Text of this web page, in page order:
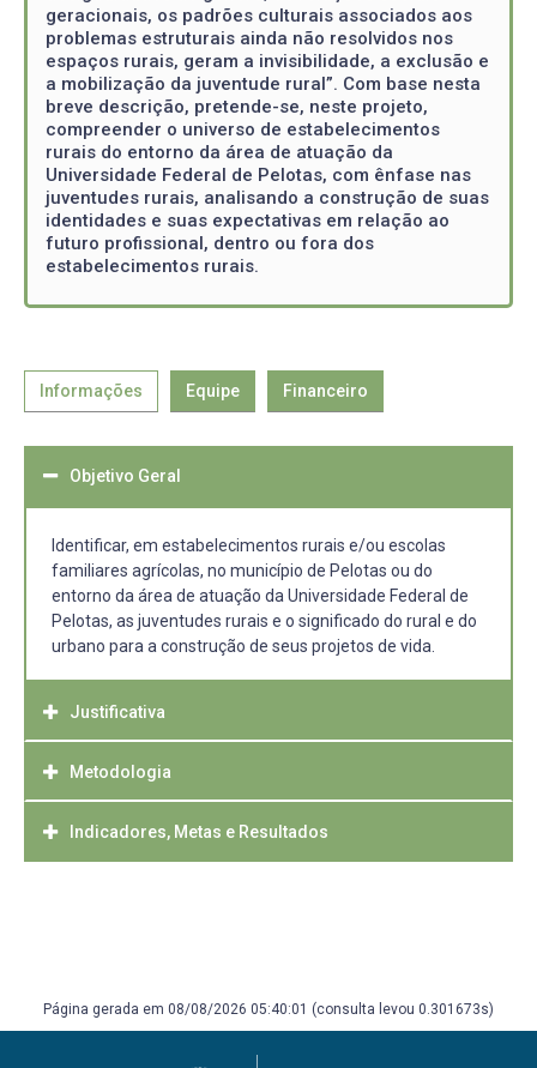
geracionais, os padrões culturais associados aos
problemas estruturais ainda não resolvidos nos
espaços rurais, geram a invisibilidade, a exclusão e
a mobilização da juventude rural”. Com base nesta
breve descrição, pretende-se, neste projeto,
compreender o universo de estabelecimentos
rurais do entorno da área de atuação da
Universidade Federal de Pelotas, com ênfase nas
juventudes rurais, analisando a construção de suas
identidades e suas expectativas em relação ao
futuro profissional, dentro ou fora dos
estabelecimentos rurais.
Informações Equipe Financeiro
Objetivo Geral
Identificar, em estabelecimentos rurais e/ou escolas
familiares agrícolas, no município de Pelotas ou do
entorno da área de atuação da Universidade Federal de
Pelotas, as juventudes rurais e o significado do rural e do
urbano para a construção de seus projetos de vida.
Justificativa
A construção deste projeto busca proporcionar aos
alunos da disciplina de Juventude Rural no Espaço
Geográfico, maior ambientação com literaturas deste
limítrofes.
Metodologia
Pesquisa bibliográfica; observação participante;
entrevistas semi-estruturadas.
Indicadores, Metas e Resultados
produção acadêmico-científica, contribuindo para a
Página gerada em 08/08/2026 05:40:01 (consulta levou 0.301673s)